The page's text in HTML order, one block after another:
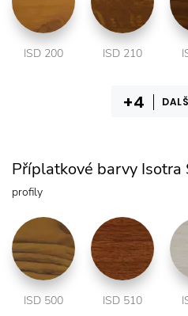
ISD 200 ISD 210
Příplatkové barvy Isotra
profily
ISD 500 ISD 510